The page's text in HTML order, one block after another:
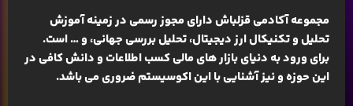
مجموعه آکادمی قزلباش دارای مجوز رسمی در زمینهآموزش
تحلیل و تکنیکال ارز دیجیتال، تحلیل بررسی جهانی، و … است.
برای ورود به دنیای بازار های مالی کسب اطلاعات و دانش کافی در
این حوزه و نیز آشنایی با این اکوسیستم ضروری می باشد.